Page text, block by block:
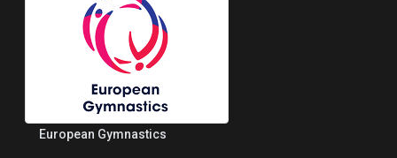
European Gymnastics